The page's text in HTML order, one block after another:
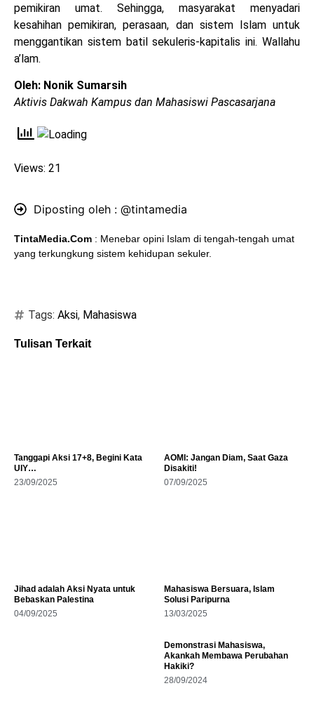
pemikiran umat. Sehingga, masyarakat menyadari
kesahihan pemikiran, perasaan, dan sistem Islam untuk
menggantikan sistem batil sekuleris-kapitalis ini. Wallahu
a’lam.
Oleh: Nonik Sumarsih
Aktivis Dakwah Kampus dan Mahasiswi Pascasarjana
Views: 21
Diposting oleh : @tintamedia
TintaMedia.Com : Menebar opini Islam di tengah-tengah umat
yang terkungkung sistem kehidupan sekuler.
Tags: Aksi, Mahasiswa
Tulisan Terkait
Tanggapi Aksi 17+8, Begini Kata
UIY…
23/09/2025
AOMI: Jangan Diam, Saat Gaza
Disakiti!
07/09/2025
Jihad adalah Aksi Nyata untuk
Bebaskan Palestina
04/09/2025
Mahasiswa Bersuara, Islam
Solusi Paripurna
13/03/2025
Demonstrasi Mahasiswa,
Akankah Membawa Perubahan
Hakiki?
28/09/2024